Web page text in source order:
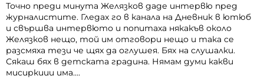
Точно преди минута Желязков даде интервю пред
журналистите. Гледах го в канала на Дневник в ютюб
и свършва интервюто и попитаха някакъв около
Желязков нещо, той им отговори нещо и така се
разсмяха тези че щях да оглушея. Бях на слушалки.
Сякаш бях в детската градина. Нямам думи какви
мисиркиии има....